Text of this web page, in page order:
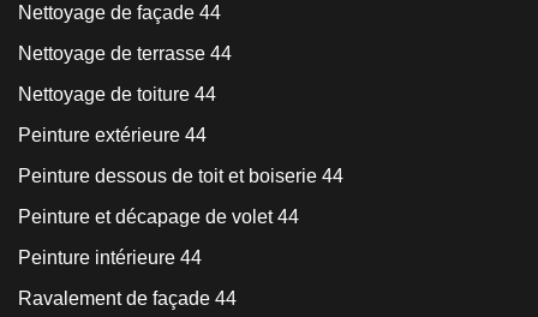
Nettoyage de façade 44
Nettoyage de terrasse 44
Nettoyage de toiture 44
Peinture extérieure 44
Peinture dessous de toit et boiserie 44
Peinture et décapage de volet 44
Peinture intérieure 44
Ravalement de façade 44